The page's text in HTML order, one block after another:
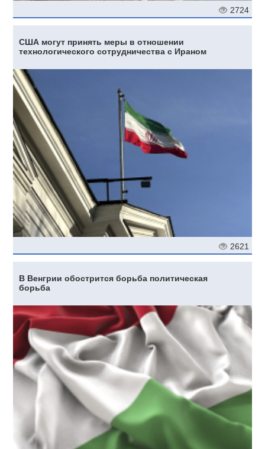
2724
США могут принять меры в отношении
технологического сотрудничества с Ираном
2621
В Венгрии обострится борьба политическая
борьба